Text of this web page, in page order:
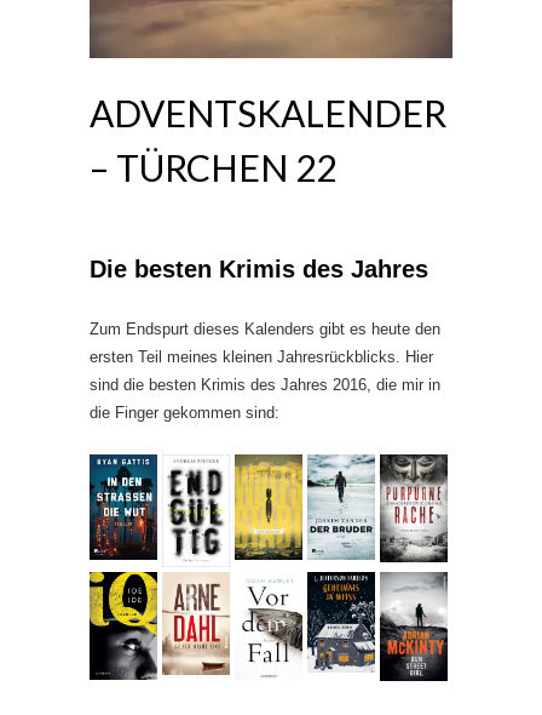
ADVENTSKALENDER
– TÜRCHEN 22
Die besten Krimis des Jahres
Zum Endspurt dieses Kalenders gibt es heute den
ersten Teil meines kleinen Jahresrückblicks. Hier
sind die besten Krimis des Jahres 2016, die mir in
die Finger gekommen sind: